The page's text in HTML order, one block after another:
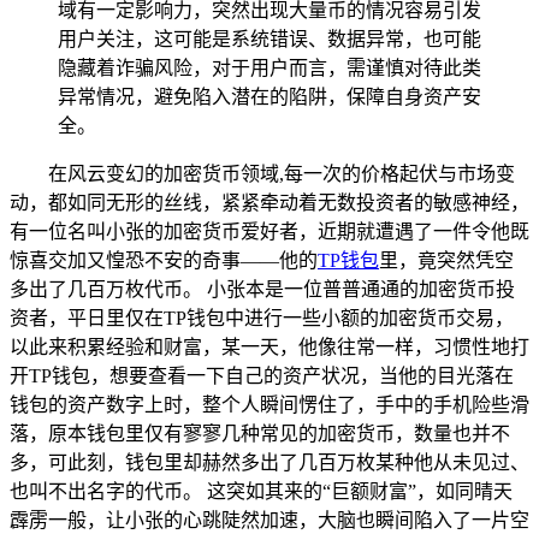
域有一定影响力，突然出现大量币的情况容易引发
用户关注，这可能是系统错误、数据异常，也可能
隐藏着诈骗风险，对于用户而言，需谨慎对待此类
异常情况，避免陷入潜在的陷阱，保障自身资产安
全。
在风云变幻的加密货币领域,每一次的价格起伏与市场变
动，都如同无形的丝线，紧紧牵动着无数投资者的敏感神经，
有一位名叫小张的加密货币爱好者，近期就遭遇了一件令他既
惊喜交加又惶恐不安的奇事——他的TP钱包里，竟突然凭空
多出了几百万枚代币。 小张本是一位普普通通的加密货币投
资者，平日里仅在TP钱包中进行一些小额的加密货币交易，
以此来积累经验和财富，某一天，他像往常一样，习惯性地打
开TP钱包，想要查看一下自己的资产状况，当他的目光落在
钱包的资产数字上时，整个人瞬间愣住了，手中的手机险些滑
落，原本钱包里仅有寥寥几种常见的加密货币，数量也并不
多，可此刻，钱包里却赫然多出了几百万枚某种他从未见过、
也叫不出名字的代币。 这突如其来的“巨额财富”，如同晴天
霹雳一般，让小张的心跳陡然加速，大脑也瞬间陷入了一片空